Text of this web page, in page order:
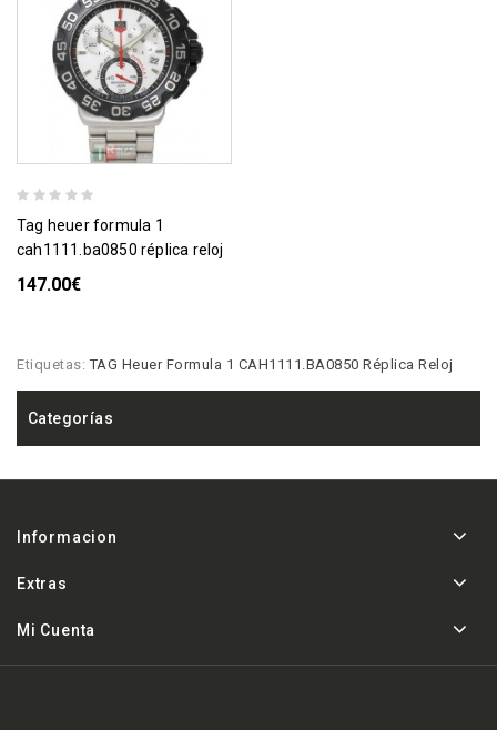
tag heuer formula 1
cah1111.ba0850 réplica reloj
147.00€
Etiquetas:TAG Heuer Formula 1 CAH1111.BA0850 Réplica Reloj
Categorías
Informacion
Extras
Mi Cuenta